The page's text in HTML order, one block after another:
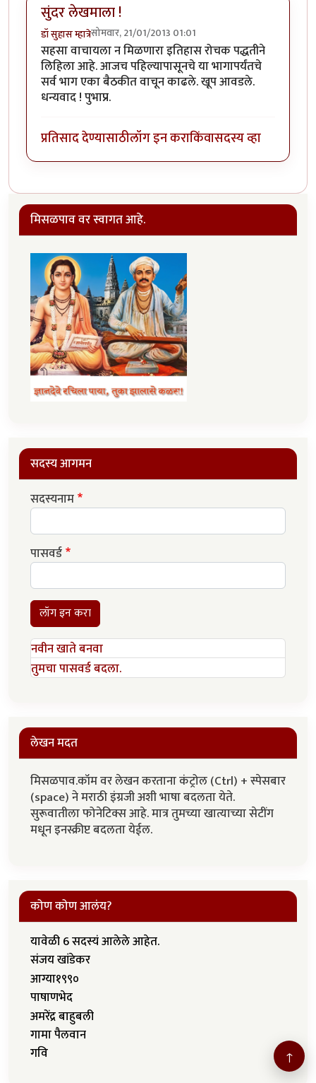
सुंदर लेखमाला !
डॉ सुहास म्हात्रेसोमवार, 21/01/2013 01:01
सहसा वाचायला न मिळणारा इतिहास रोचक पद्धतीने
लिहिला आहे. आजच पहिल्यापासूनचे या भागापर्यंतचे
सर्व भाग एका बैठकीत वाचून काढले. खूप आवडले.
धन्यवाद ! पुभाप्र.
प्रतिसाद देण्यासाठीलॉग इन कराकिंवासदस्य व्हा
मिसळपाव वर स्वागत आहे.
सदस्य आगमन
सदस्यनाम
पासवर्ड
लॉग इन करा
नवीन खाते बनवा
तुमचा पासवर्ड बदला.
लेखन मदत
मिसळपाव.कॉम वर लेखन करताना कंट्रोल (Ctrl) + स्पेसबार
(space) ने मराठी इंग्रजी अशी भाषा बदलता येते.
सुरूवातीला फोनेटिक्स आहे. मात्र तुमच्या खात्याच्या सेटींग
मधून इनस्क्रीप्ट बदलता येईल.
कोण कोण आलंय?
यावेळी 6 सदस्यं आलेले आहेत.
संजय खांडेकर
आग्या१९९०
पाषाणभेद
अमरेंद्र बाहुबली
गामा पैलवान
गवि
↑